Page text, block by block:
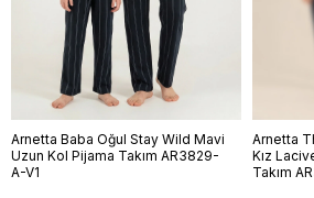
Arnetta Baba Oğul Stay Wild Mavi
Uzun Kol Pijama Takım AR3829-
A-V1
Arnetta
Kız
Takım